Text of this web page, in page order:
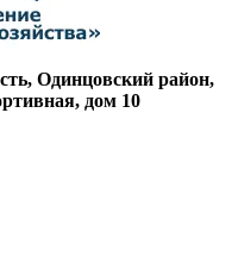
Одинцовский район,
дом 10